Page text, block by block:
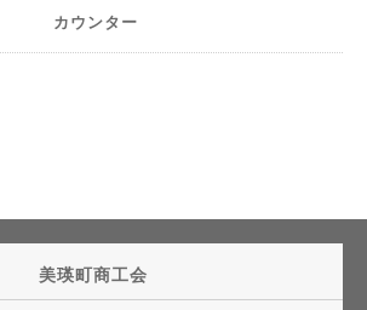
カウンター
美瑛町商工会